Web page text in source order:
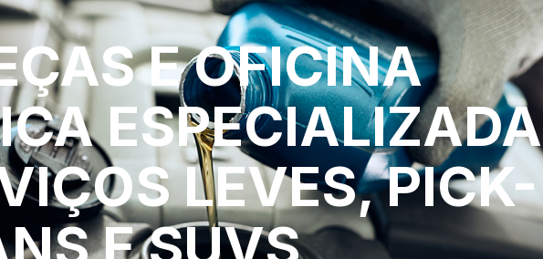
E OFICINA
ESPECIALIZADA
LEVES, PICK-